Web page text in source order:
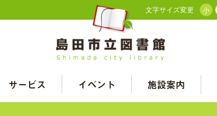
文字サイズ変更 小
サービス イベント 施設案内